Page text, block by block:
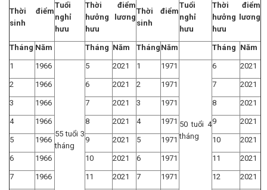
Thời điểm
sinh
Tuổi
nghỉ
hưu
Thời điểm
hưởng lương
hưu
Thời điểm
sinh
Tuổi
nghỉ
hưu
Thời điểm
hưởng lương
hưu
Tháng Năm Tháng Năm Tháng Năm Tháng Năm
1 1966
55 tuổi 3
tháng
5 2021 1 1971
50 tuổi 4
tháng
6 2021
2 1966 6 2021 2 1971 7 2021
3 1966 7 2021 3 1971 8 2021
4 1966 8 2021 4 1971 9 2021
5 1966 9 2021 5 1971 10 2021
6 1966 10 2021 6 1971 11 2021
7 1966 11 2021 7 1971 12 2021